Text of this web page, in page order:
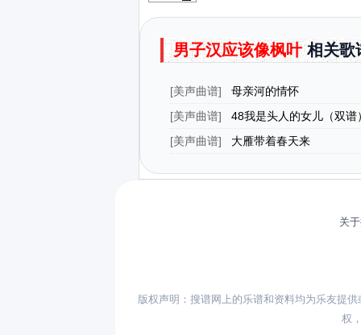
男子汉应该像枫叶相关歌
[美声曲谱] 母亲河的情怀
[美声曲谱]
48我是头人的女儿（双谱
《红河谷》选段））
[美声曲谱] 大雁带着春天来
关
版权声明：搜谱网上的乐谱和资料均为乐友提
权